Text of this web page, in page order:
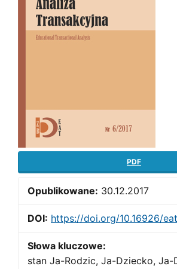
PDF
Opublikowane: 30.12.2017
DOI: https://doi.org/10.16926/
Słowa kluczowe:
stan Ja-Rodzic, Ja-Dziecko, Ja-